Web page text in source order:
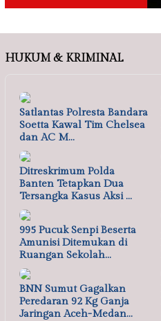
HUKUM & KRIMINAL
Satlantas Polresta Bandara
Soetta Kawal Tim Chelsea
dan AC M…
Ditreskrimum Polda
Banten Tetapkan Dua
Tersangka Kasus Aksi …
995 Pucuk Senpi Beserta
Amunisi Ditemukan di
Ruangan Sekolah…
BNN Sumut Gagalkan
Peredaran 92 Kg Ganja
Jaringan Aceh-Medan…